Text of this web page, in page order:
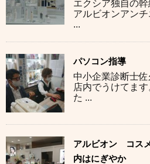
エクシア独自の
アルビオンアン
...
パソコン指導
中小企業診断士
店内でうけてま
た ...
アルビオン コス
内はにぎやか